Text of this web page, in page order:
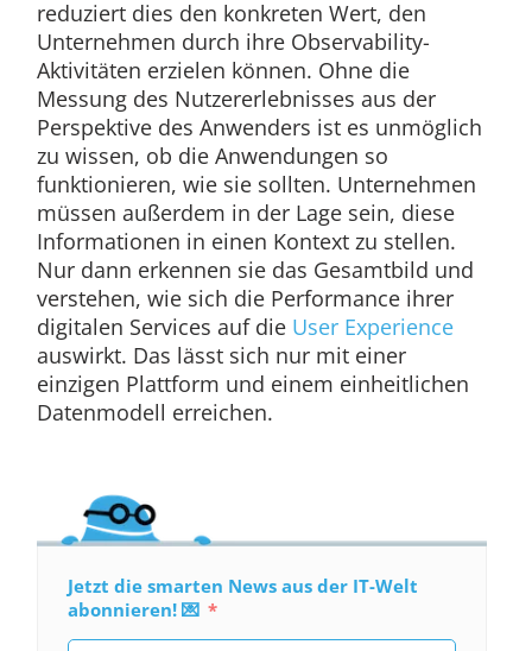
reduziert dies den konkreten Wert, den
Unternehmen durch ihre Observability-
Aktivitäten erzielen können. Ohne die
Messung des Nutzererlebnisses aus der
Perspektive des Anwenders ist es unmöglich
zu wissen, ob die Anwendungen so
funktionieren, wie sie sollten. Unternehmen
müssen außerdem in der Lage sein, diese
Informationen in einen Kontext zu stellen.
Nur dann erkennen sie das Gesamtbild und
verstehen, wie sich die Performance ihrer
digitalen Services auf die User Experience
auswirkt. Das lässt sich nur mit einer
einzigen Plattform und einem einheitlichen
Datenmodell erreichen.
Jetzt die smarten News aus der IT-Welt
abonnieren! 💌